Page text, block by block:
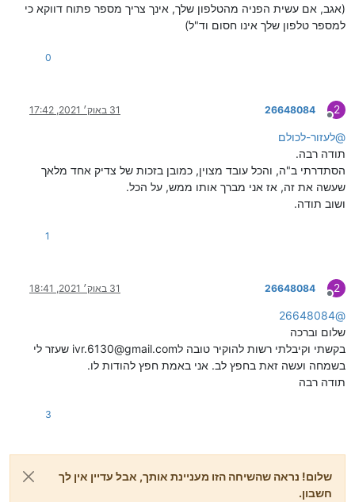
(אגב, אם עשית הפניה מהטלפון שלך, אינך צריך מספר פתוח דווקא כי
למספר טלפון שלך אינו חסום וד"ל)
0
2
מנותק
26648084 31 באוק׳ 2021, 17:42
@לעזור-לכולם
תודה רבה.
הסתדרתי ב"ה, והכל עובד מצוין, כמובן בזכות של צדיק אחד מלאך
שעשה את זה, אז אני מברך אותו ממש, על הכל.
ושוב תודה.
1
2
מנותק
26648084 31 באוק׳ 2021, 18:41
@
26648084
שלום וברכה
בקשתי וקיבלתי רשות להוקיר טובה לivr.6130@gmail.com שעזר לי
בשמחה ועשה זאת בחפץ לב. אני באמת חפץ להודות לו.
תודה רבה
3
שלום! נראה שהשיחה הזו מעניינת אותך, אבל עדיין אין לך
חשבון.